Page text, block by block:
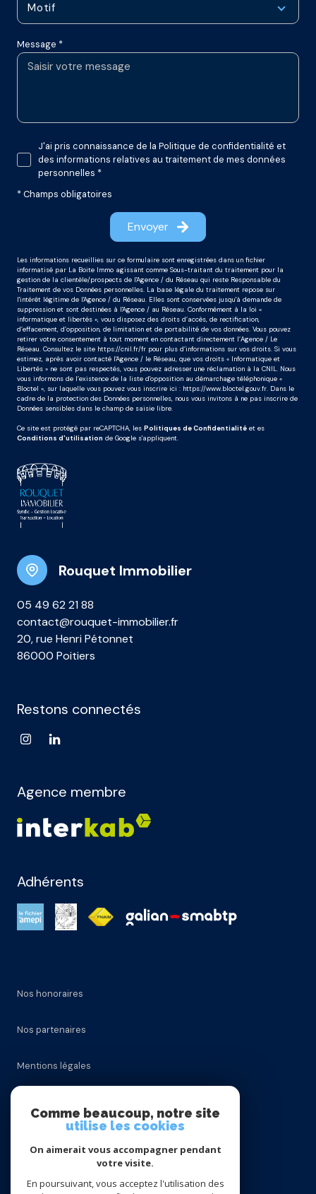
Motif
Message *
J'ai pris connaissance de la Politique de confidentialité et
des informations relatives au traitement de mes données
personnelles *
* Champs obligatoires
Envoyer
Les informations recueillies sur ce formulaire sont enregistrées dans un fichier
informatisé par La Boite Immo agissant comme Sous-traitant du traitement pour la
gestion de la clientèle/prospects de l'Agence / du Réseau qui reste Responsable du
Traitement de vos Données personnelles. La base légale du traitement repose sur
l'intérêt légitime de l'Agence / du Réseau. Elles sont conservées jusqu'à demande de
suppression et sont destinées à l'Agence / au Réseau. Conformément à la loi «
informatique et libertés », vous disposez des droits d’accès, de rectification,
d’effacement, d’opposition, de limitation et de portabilité de vos données. Vous pouvez
retirer votre consentement à tout moment en contactant directement l’Agence / Le
Réseau. Consultez le site https://cnil.fr/fr pour plus d’informations sur vos droits. Si vous
estimez, après avoir contacté l'Agence / le Réseau, que vos droits « Informatique et
Libertés » ne sont pas respectés, vous pouvez adresser une réclamation à la CNIL. Nous
vous informons de l’existence de la liste d'opposition au démarchage téléphonique «
Bloctel », sur laquelle vous pouvez vous inscrire ici : https://www.bloctel.gouv.fr. Dans le
cadre de la protection des Données personnelles, nous vous invitons à ne pas inscrire de
Données sensibles dans le champ de saisie libre.
Ce site est protégé par reCAPTCHA, les Politiques de Confidentialité et es
Conditions d'utilisation de Google s'appliquent.
Rouquet Immobilier
05 49 62 21 88
contact@rouquet-immobilier.fr
20, rue Henri Pétonnet
86000 Poitiers
Restons connectés
Agence membre
Adhérents
Nos honoraires
Nos partenaires
Mentions légales
Comme beaucoup, notre site
utilise les cookies
On aimerait vous accompagner pendant
votre visite.
En poursuivant, vous acceptez l'utilisation des